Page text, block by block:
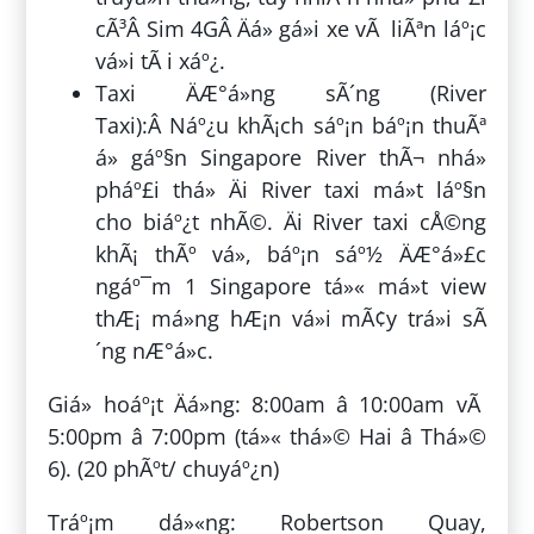
cÃ³Â Sim 4GÂ Äá» gá»i xe vÃ liÃªn láº¡c
vá»i tÃ i xáº¿.
Taxi ÄÆ°á»ng sÃ´ng (River
Taxi):Â Náº¿u khÃ¡ch sáº¡n báº¡n thuÃª
á» gáº§n Singapore River thÃ¬ nhá»
pháº£i thá»­ Äi River taxi má»t láº§n
cho biáº¿t nhÃ©. Äi River taxi cÅ©ng
khÃ¡ thÃº vá», báº¡n sáº½ ÄÆ°á»£c
ngáº¯m 1 Singapore tá»« má»t view
thÆ¡ má»ng hÆ¡n vá»i mÃ¢y trá»i sÃ
´ng nÆ°á»c.
Giá» hoáº¡t Äá»ng: 8:00am â 10:00am vÃ
5:00pm â 7:00pm (tá»« thá»© Hai â Thá»©
6). (20 phÃºt/ chuyáº¿n)
Tráº¡m dá»«ng: Robertson Quay,